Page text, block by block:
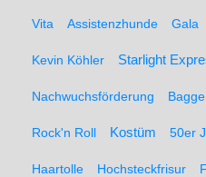
Vita Assistenzhunde Gala
Kevin Köhler Starlight
Nachwuchsförderung
Rock'n Roll Kostüm 50er
Haartolle Hochsteckfrisur